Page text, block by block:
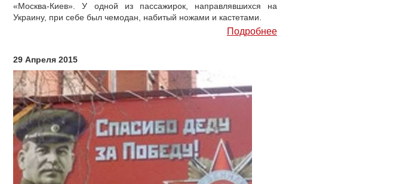
«Москва-Киев». У одной из пассажирок, направлявшихся на
Украину, при себе был чемодан, набитый ножами и кастетами.
Подробнее
29 Апреля 2015